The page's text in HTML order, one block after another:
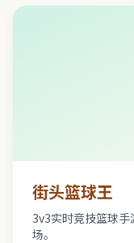
街头篮球王
3v3实时竞技篮球
场。